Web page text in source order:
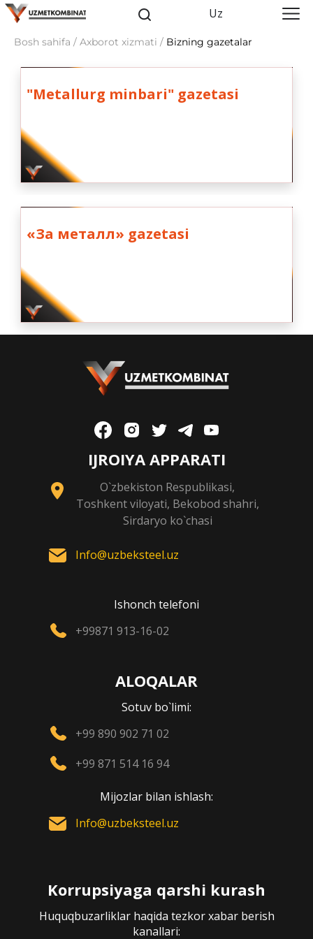
Uz
Bosh sahifa / Axborot xizmati / Bizning gazetalar
"Metallurg minbari" gazetasi
«За металл» gazetasi
IJROIYA APPARATI
O`zbekiston Respublikasi,
Toshkent viloyati, Bekobod shahri,
Sirdaryo ko`chasi
Info@uzbeksteel.uz
Ishonch telefoni
+99871 913-16-02
ALOQALAR
Sotuv bo`limi:
+99 890 902 71 02
+99 871 514 16 94
Mijozlar bilan ishlash:
Info@uzbeksteel.uz
Korrupsiyaga qarshi kurash
Huquqbuzarliklar haqida tezkor xabar berish
kanallari: